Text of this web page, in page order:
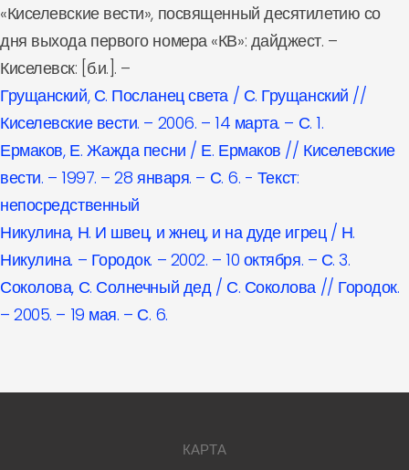
«Киселевские вести», посвященный десятилетию со
дня выхода первого номера «КВ»: дайджест. –
Киселевск: [б.и.]. –
Грущанский, С. Посланец света / С. Грущанский //
Киселевские вести. – 2006. – 14 марта. – С. 1.
Ермаков, Е. Жажда песни / Е. Ермаков // Киселевские
вести. – 1997. – 28 января. – С. 6. - Текст:
непосредственный
Никулина, Н. И швец, и жнец, и на дуде игрец / Н.
Никулина. – Городок. – 2002. – 10 октября. – С. 3.
Соколова, С. Солнечный дед / С. Соколова // Городок.
– 2005. – 19 мая. – С. 6.
КАРТА